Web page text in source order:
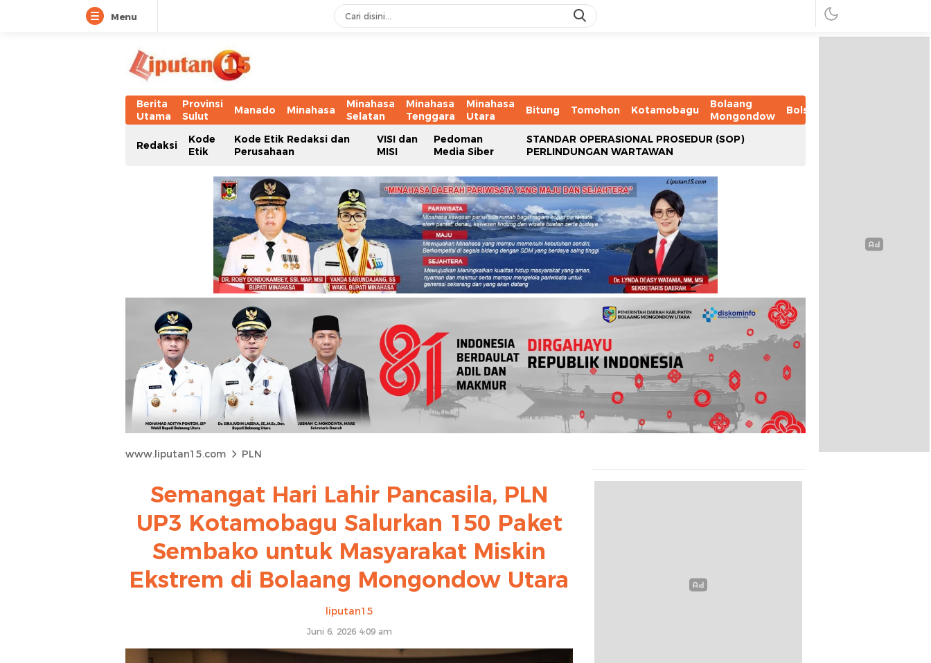
Menu
Berita
Utama
Provinsi
Sulut
Manado Minahasa
Minahasa
Selatan
Minahasa
Tenggara
Minahasa
Utara
Bitung Tomohon Kotamobagu
Bolaang
Mongondow
Bolsel
Redaksi
Kode
Etik
Kode Etik Redaksi dan
Perusahaan
VISI dan
MISI
Pedoman
Media Siber
STANDAR OPERASIONAL PROSEDUR (SOP)
PERLINDUNGAN WARTAWAN
www.liputan15.com PLN
Semangat Hari Lahir Pancasila, PLN
UP3 Kotamobagu Salurkan 150 Paket
Sembako untuk Masyarakat Miskin
Ekstrem di Bolaang Mongondow Utara
liputan15
Juni 6, 2026 4:09 am